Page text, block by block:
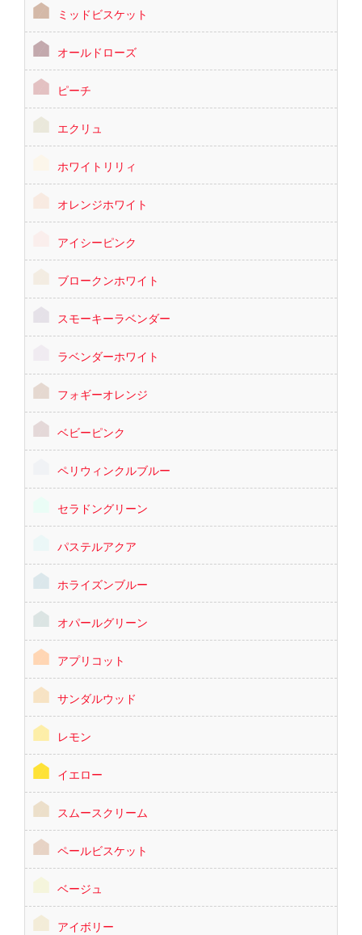
ミッドビスケット
オールドローズ
ピーチ
エクリュ
ホワイトリリィ
オレンジホワイト
アイシーピンク
ブロークンホワイト
スモーキーラベンダー
ラベンダーホワイト
フォギーオレンジ
ベビーピンク
ペリウィンクルブルー
セラドングリーン
パステルアクア
ホライズンブルー
オパールグリーン
アプリコット
サンダルウッド
レモン
イエロー
スムースクリーム
ペールビスケット
ベージュ
アイボリー